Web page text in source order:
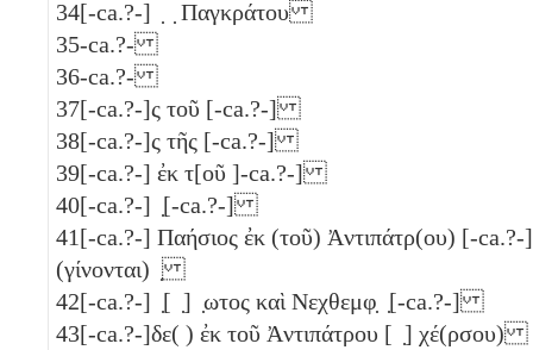
34[-ca.?-] ̣ ̣ Παγκράτου
35-ca.?-
36-ca.?-
37[-ca.?-]ς τοῦ [-ca.?-]
38[-ca.?-]ς τῆς [-ca.?-]
39[-ca.?-] ἐκ τ[οῦ ]-ca.?-]
40[-ca.?-] ̣[-ca.?-]
41[-ca.?-] Παήσιος ἐκ (τοῦ) Ἀντιπάτρ(ου) [-ca.?-]
(γίνονται) ̣
42[-ca.?-] ̣[ ̣] ̣ωτος καὶ Νεχθεμφ̣ ̣[-ca.?-]
43[-ca.?-]δε( ) ἐκ τοῦ Ἀντιπάτρου [ ̣] χέ(ρσου)